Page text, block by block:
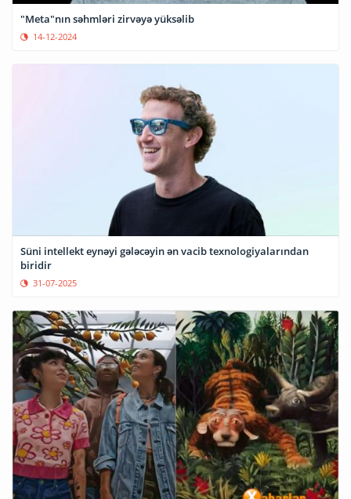
"Meta"nın səhmləri zirvəyə yüksəlib
14-12-2024
Süni intellekt eynəyi gələcəyin ən vacib texnologiyalarından
biridir
31-07-2025